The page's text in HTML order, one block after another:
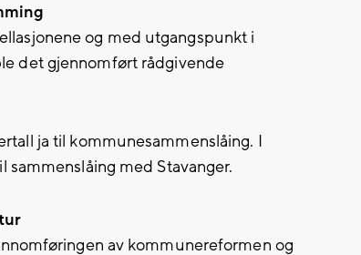
og med utgangspunkt i
det gjennomført rådgivende
ja til kommunesammenslåing. I
sammenslåing med Stavanger.
av kommunereformen og